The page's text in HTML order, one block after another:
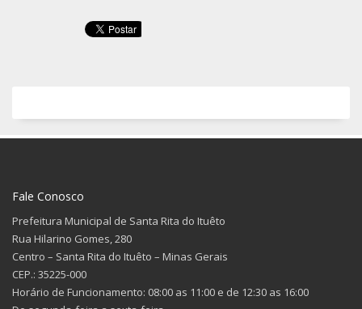
Fale Conosco
Prefeitura Municipal de Santa Rita do Ituêto
Rua Hilarino Gomes, 280
Centro – Santa Rita do Ituêto – Minas Gerais
CEP.: 35225-000
Horário de Funcionamento: 08:00 as 11:00 e de 12:30 as 16:00